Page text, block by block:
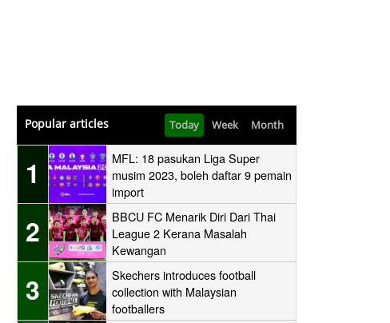
Popular articles Today Week Month
1
MFL: 18 pasukan Liga Super
musim 2023, boleh daftar 9 pemain
import
2
BBCU FC Menarik Diri Dari Thai
League 2 Kerana Masalah
Kewangan
3
Skechers introduces football
collection with Malaysian
footballers